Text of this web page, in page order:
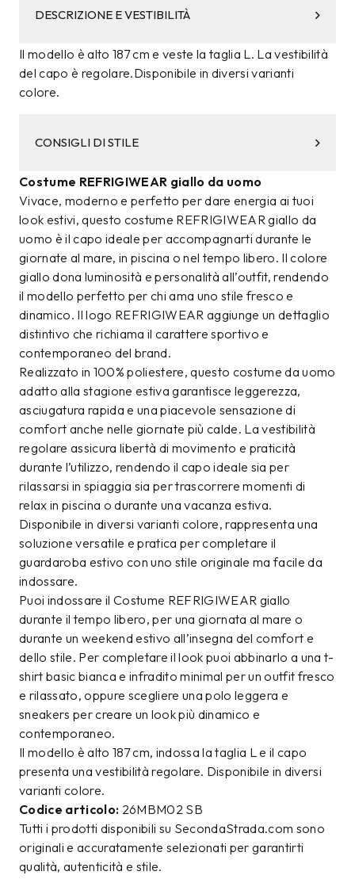
DESCRIZIONE E VESTIBILITÀ
Il modello è alto 187 cm e veste la taglia L. La vestibilità
del capo è regolare.Disponibile in diversi varianti
colore.
CONSIGLI DI STILE
Costume REFRIGIWEAR giallo da uomo
Vivace, moderno e perfetto per dare energia ai tuoi
look estivi, questo costume REFRIGIWEAR giallo da
uomo è il capo ideale per accompagnarti durante le
giornate al mare, in piscina o nel tempo libero. Il colore
giallo dona luminosità e personalità all’outfit, rendendo
il modello perfetto per chi ama uno stile fresco e
dinamico. Il logo REFRIGIWEAR aggiunge un dettaglio
distintivo che richiama il carattere sportivo e
contemporaneo del brand.
Realizzato in 100% poliestere, questo costume da uomo
adatto alla stagione estiva garantisce leggerezza,
asciugatura rapida e una piacevole sensazione di
comfort anche nelle giornate più calde. La vestibilità
regolare assicura libertà di movimento e praticità
durante l’utilizzo, rendendo il capo ideale sia per
rilassarsi in spiaggia sia per trascorrere momenti di
relax in piscina o durante una vacanza estiva.
Disponibile in diversi varianti colore, rappresenta una
soluzione versatile e pratica per completare il
guardaroba estivo con uno stile originale ma facile da
indossare.
Puoi indossare il Costume REFRIGIWEAR giallo
durante il tempo libero, per una giornata al mare o
durante un weekend estivo all’insegna del comfort e
dello stile. Per completare il look puoi abbinarlo a una t-
shirt basic bianca e infradito minimal per un outfit fresco
e rilassato, oppure scegliere una polo leggera e
sneakers per creare un look più dinamico e
contemporaneo.
Il modello è alto 187 cm, indossa la taglia L e il capo
presenta una vestibilità regolare. Disponibile in diversi
varianti colore.
Codice articolo: 26MBM02 SB
Tutti i prodotti disponibili su SecondaStrada.com sono
originali e accuratamente selezionati per garantirti
qualità, autenticità e stile.